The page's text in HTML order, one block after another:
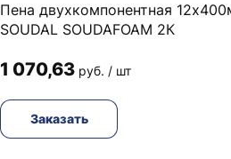
Пена двухкомпонентная
SOUDAL SOUDAFOAM 2К
1 070,63 руб. / шт
Заказать